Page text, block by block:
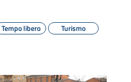
Tempo libero Turismo